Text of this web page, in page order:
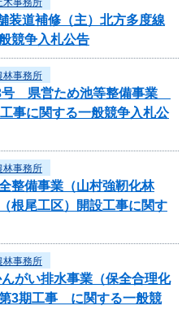
木事務所
道補修（主）北方多度線
競争入札公告
林事務所
号 県営ため池等整備事業
事に関する一般競争入札公
林事務所
整備事業（山村強靭化林
根尾工区）開設工事に関す
林事務所
がい排水事業（保全合理化
3期工事 に関する一般競